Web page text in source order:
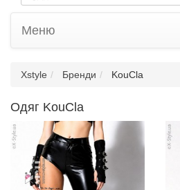
Меню
Xstyle Бренди KouCla
Одяг KouCla